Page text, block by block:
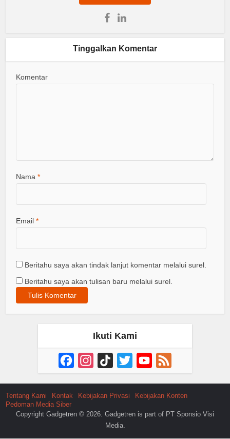
Tinggalkan Komentar
Komentar
Nama*
Email*
Beritahu saya akan tindak lanjut komentar melalui surel.
Beritahu saya akan tulisan baru melalui surel.
Ikuti Kami
FacebookInstagram
TikTok Twitter YouTube
Channel
Tentang Kami Kontak Kebijakan Privasi
Kebijakan Konten
Pedoman Media Siber
Copyright Gadgetren © 2026. Gadgetren is part of PT Sponsio Visi
Media.